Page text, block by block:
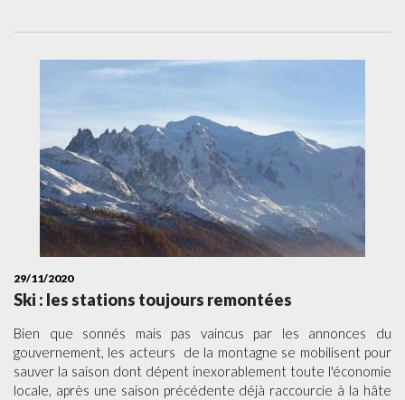
29/11/2020
Ski : les stations toujours remontées
Bien que sonnés mais pas vaincus par les annonces du
gouvernement, les acteurs de la montagne se mobilisent pour
sauver la saison dont dépent inexorablement toute l'économie
locale, après une saison précédente déjà raccourcie à la hâte